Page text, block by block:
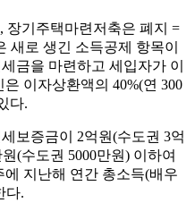
장기주택마련저축은 폐지 =
새로 생긴 소득공제 항목이
금을 마련하고 세입자가 이
이자상환액의 40%(연 300
다.
보증금이 2억원(수도권 3억
(수도권 5000만원) 이하여
지난해 연간 총소득(배우
다.